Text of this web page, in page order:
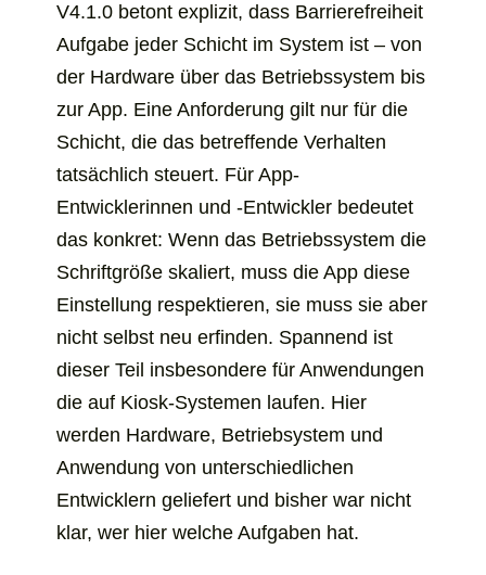
V4.1.0 betont explizit, dass Barrierefreiheit
Aufgabe jeder Schicht im System ist – von
der Hardware über das Betriebssystem bis
zur App. Eine Anforderung gilt nur für die
Schicht, die das betreffende Verhalten
tatsächlich steuert. Für App-
Entwicklerinnen und -Entwickler bedeutet
das konkret: Wenn das Betriebssystem die
Schriftgröße skaliert, muss die App diese
Einstellung respektieren, sie muss sie aber
nicht selbst neu erfinden. Spannend ist
dieser Teil insbesondere für Anwendungen
die auf Kiosk-Systemen laufen. Hier
werden Hardware, Betriebsystem und
Anwendung von unterschiedlichen
Entwicklern geliefert und bisher war nicht
klar, wer hier welche Aufgaben hat.